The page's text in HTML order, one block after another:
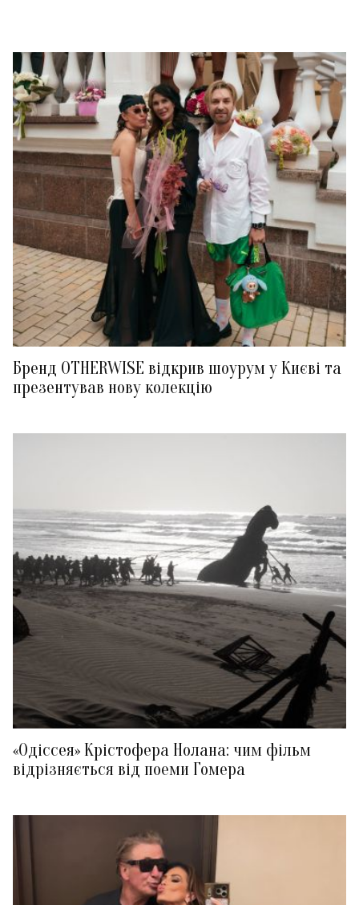
Бренд OTHERWISE відкрив шоурум у Києві та
презентував нову колекцію
«Одіссея» Крістофера Нолана: чим фільм
відрізняється від поеми Гомера